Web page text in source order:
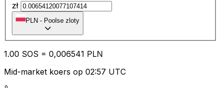
zł
PLN - Poolse zloty
1.00 SOS = 0,006541 PLN
Mid-market koers op 02:57 UTC